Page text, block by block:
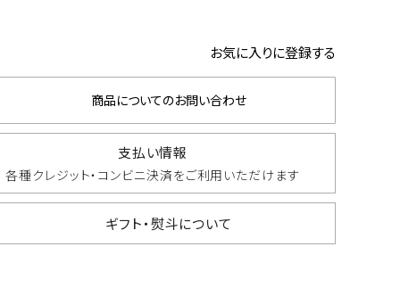
お気に入りに登録する
商品についてのお問い合わせ
支払い情報
各種クレジット・コンビニ決済をご利用いただけます
ギフト・熨斗について